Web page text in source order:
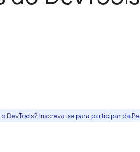
DevTools? Inscreva-se para participar da